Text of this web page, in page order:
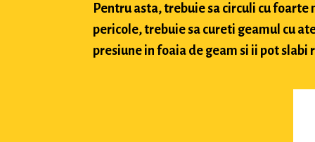
Pentru asta, trebuie sa circuli cu
pericole, trebuie sa cureti geamul cu
presiune in foaia de geam si ii pot slabi